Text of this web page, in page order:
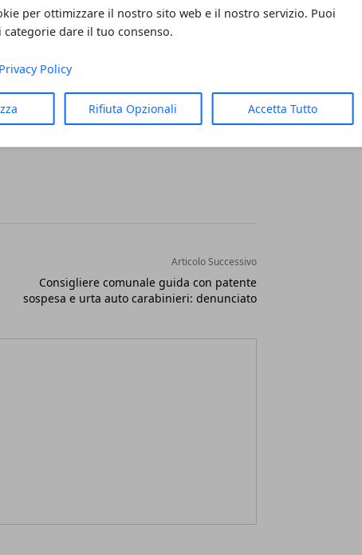
per ottimizzare il nostro sito web e il nostro servizio. Puoi
categorie dare il tuo consenso.
Privacy Policy
Rifiuta Opzionali Accetta Tutto
Neymar (36,5 milioni di euro). Nella
degli allenatori più pagati,
posizione, dietro a Mourinho.
Articolo Successivo
Consigliere comunale guida con patente
sospesa e urta auto carabinieri: denunciato